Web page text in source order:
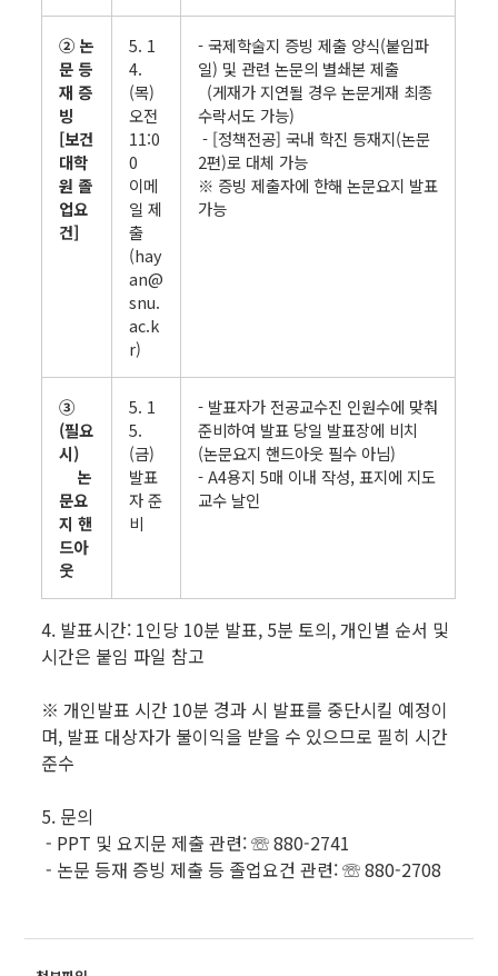
② 논
문 등
재 증
빙
[보건
대학
원 졸
업요
건]
5. 1
4.
(목)
오전
11:0
0
이메
일 제
출
(hay
an@
snu.
ac.k
r)
- 국제학술지 증빙 제출 양식(붙임파
일) 및 관련 논문의 별쇄본 제출
(게재가 지연될 경우 논문게재 최종
수락서도 가능)
- [정책전공] 국내 학진 등재지(논문
2편)로 대체 가능
※ 증빙 제출자에 한해 논문요지 발표
가능
③
(필요
시)
논
문요
지 핸
드아
웃
5. 1
5.
(금)
발표
자 준
비
- 발표자가 전공교수진 인원수에 맞춰
준비하여 발표 당일 발표장에 비치
(논문요지 핸드아웃 필수 아님)
- A4용지 5매 이내 작성, 표지에 지도
교수 날인
4. 발표시간: 1인당 10분 발표, 5분 토의, 개인별 순서 및
시간은 붙임 파일 참고
※ 개인발표 시간 10분 경과 시 발표를 중단시킬 예정이
며, 발표 대상자가 불이익을 받을 수 있으므로 필히 시간
준수
5. 문의
- PPT 및 요지문 제출 관련: ☏ 880-2741
- 논문 등재 증빙 제출 등 졸업요건 관련: ☏ 880-2708